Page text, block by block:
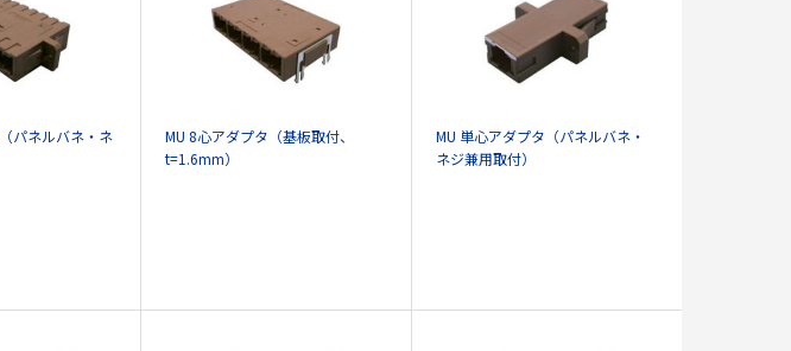
パネルバネ・ネ
MU 8心アダプタ（基板取付、
t=1.6mm）
MU 単心アダプタ（パネルバネ・
ネジ兼用取付）